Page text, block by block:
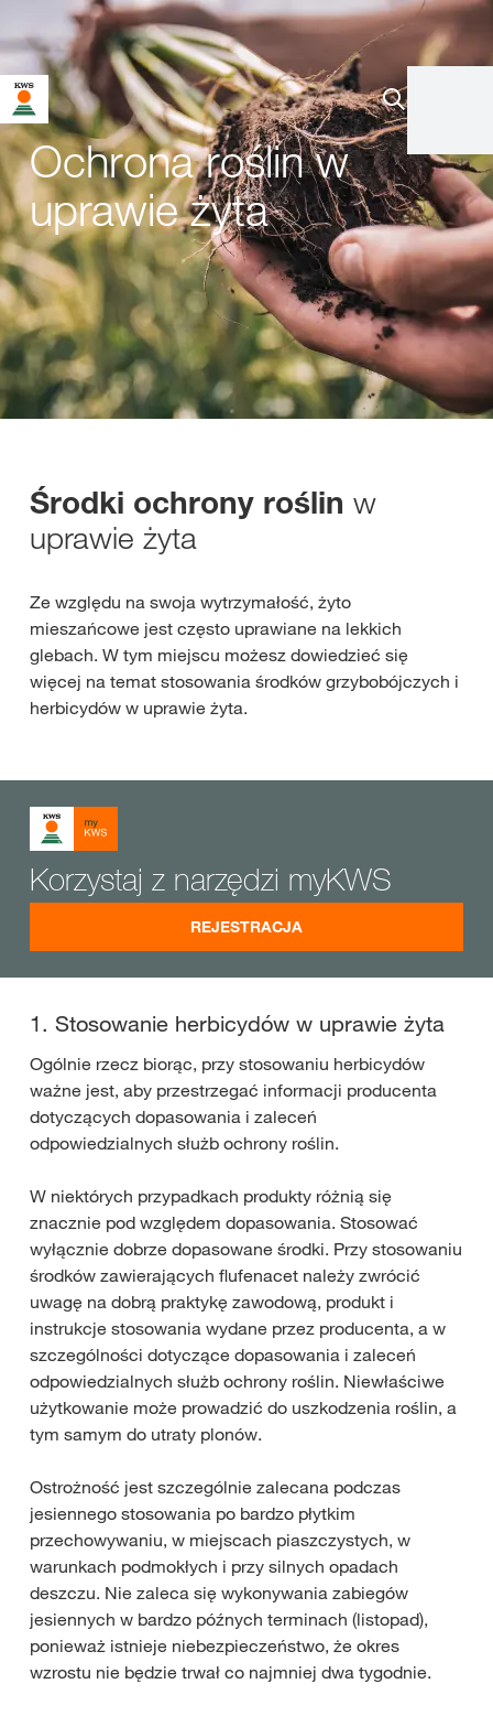
Ochrona roślin w
uprawie żyta
Środki ochrony roślin w
uprawie żyta
Ze względu na swoja wytrzymałość, żyto
mieszańcowe jest często uprawiane na lekkich
glebach. W tym miejscu możesz dowiedzieć się
więcej na temat stosowania środków grzybobójczych i
herbicydów w uprawie żyta.
Korzystaj z narzędzi myKWS
REJESTRACJA
1. Stosowanie herbicydów w uprawie żyta
Ogólnie rzecz biorąc, przy stosowaniu herbicydów
ważne jest, aby przestrzegać informacji producenta
dotyczących dopasowania i zaleceń
odpowiedzialnych służb ochrony roślin.
W niektórych przypadkach produkty różnią się
znacznie pod względem dopasowania. Stosować
wyłącznie dobrze dopasowane środki. Przy stosowaniu
środków zawierających flufenacet należy zwrócić
uwagę na dobrą praktykę zawodową, produkt i
instrukcje stosowania wydane przez producenta, a w
szczególności dotyczące dopasowania i zaleceń
odpowiedzialnych służb ochrony roślin. Niewłaściwe
użytkowanie może prowadzić do uszkodzenia roślin, a
tym samym do utraty plonów.
Ostrożność jest szczególnie zalecana podczas
jesiennego stosowania po bardzo płytkim
przechowywaniu, w miejscach piaszczystych, w
warunkach podmokłych i przy silnych opadach
deszczu. Nie zaleca się wykonywania zabiegów
jesiennych w bardzo późnych terminach (listopad),
ponieważ istnieje niebezpieczeństwo, że okres
wzrostu nie będzie trwał co najmniej dwa tygodnie.